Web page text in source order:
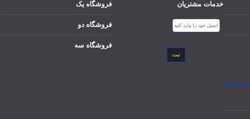
خدمات مشتریان
ثبت
فروشگاه یک
فروشگاه دو
فروشگاه سه